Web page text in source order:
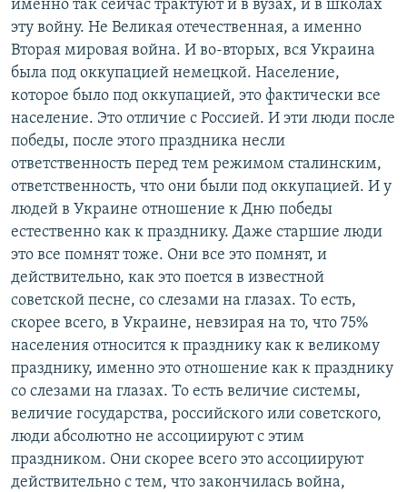
именно так сейчас трактуют и в вузах, и в школах
эту войну. Не Великая отечественная, а именно
Вторая мировая война. И во-вторых, вся Украина
была под оккупацией немецкой. Население,
которое было под оккупацией, это фактически все
население. Это отличие с Россией. И эти люди после
победы, после этого праздника несли
ответственность перед тем режимом сталинским,
ответственность, что они были под оккупацией. И у
людей в Украине отношение к Дню победы
естественно как к празднику. Даже старшие люди
это все помнят тоже. Они все это помнят, и
действительно, как это поется в известной
советской песне, со слезами на глазах. То есть,
скорее всего, в Украине, невзирая на то, что 75%
населения относится к празднику как к великому
празднику, именно это отношение как к празднику
со слезами на глазах. То есть величие системы,
величие государства, российского или советского,
люди абсолютно не ассоциируют с этим
праздником. Они скорее всего это ассоциируют
действительно с тем, что закончилась война,